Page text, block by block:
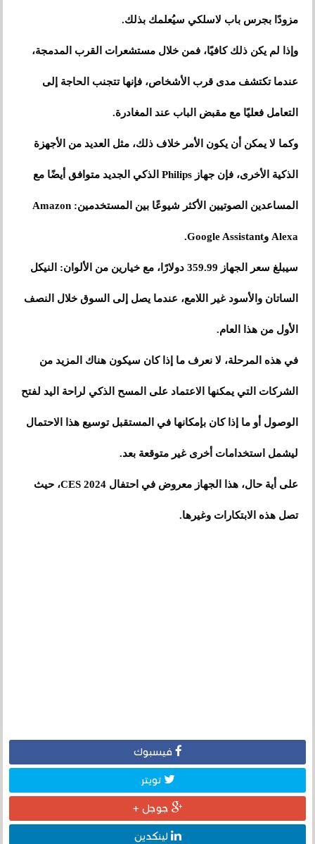
مزودًا بجرس باب لاسلكي سيُعلمك بذلك.
وإذا لم يكن ذلك كافيًا، فمن خلال مستشعرات القرب المدمجة،
عندما تكتشف مدى قرب الأشخاص، فإنها تتجنب الحاجة إلى
التعامل فعليًا مع مقبض الباب عند المغادرة.
وكما لا يمكن أن يكون الأمر خلاف ذلك، مثل العديد من الأجهزة
الذكية الأخرى، فإن جهاز Philips الذكي الجديد متوافق أيضًا مع
المساعدين الصوتيين الأكثر شيوعًا بين المستخدمين: Amazon
Alexa وGoogle Assistant.
سيبلغ سعر الجهاز 359.99 دولارًا، مع خيارين من الألوان: النيكل
الساتان والأسود غير اللامع، عندما يصل إلى السوق خلال النصف
الأول من هذا العام.
في هذه المرحلة، لا نعرف ما إذا كان سيكون هناك المزيد من
الشركات التي يمكنها الاعتماد على المسح الذكي لراحة اليد لفتح
الوصول أو ما إذا كان بإمكانها في المستقبل توسيع هذا الاحتمال
ليشمل استخدامات أخرى غير متوقعة بعد.
على أية حال، هذا الجهاز معروض في احتفال CES 2024، حيث
تصل هذه الابتكارات وغيرها.
فيسبوك
تويتر
جوجل +
لينكدين